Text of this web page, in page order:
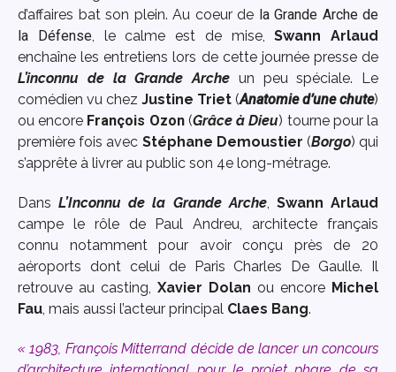
d’affaires bat son plein. Au coeur de la Grande Arche de
la Défense, le calme est de mise,Swann Arlaud
enchaîne les entretiens lors de cette journée presse de
L’inconnu de la Grande Arche un peu spéciale. Le
comédien vu chez Justine Triet (Anatomie d’une chute)
ou encore François Ozon(Grâce à Dieu) tourne pour la
première fois avec Stéphane Demoustier (Borgo) qui
s’apprête à livrer au public son 4e long-métrage.
DansL’Inconnu de la Grande Arche, Swann Arlaud
campe le rôle de Paul Andreu, architecte français
connu notamment pour avoir conçu près de 20
aéroports dont celui de Paris Charles De Gaulle. Il
retrouve au casting, Xavier Dolan ou encore Michel
Fau, mais aussi l’acteur principal Claes Bang.
« 1983, François Mitterrand décide de lancer un concours